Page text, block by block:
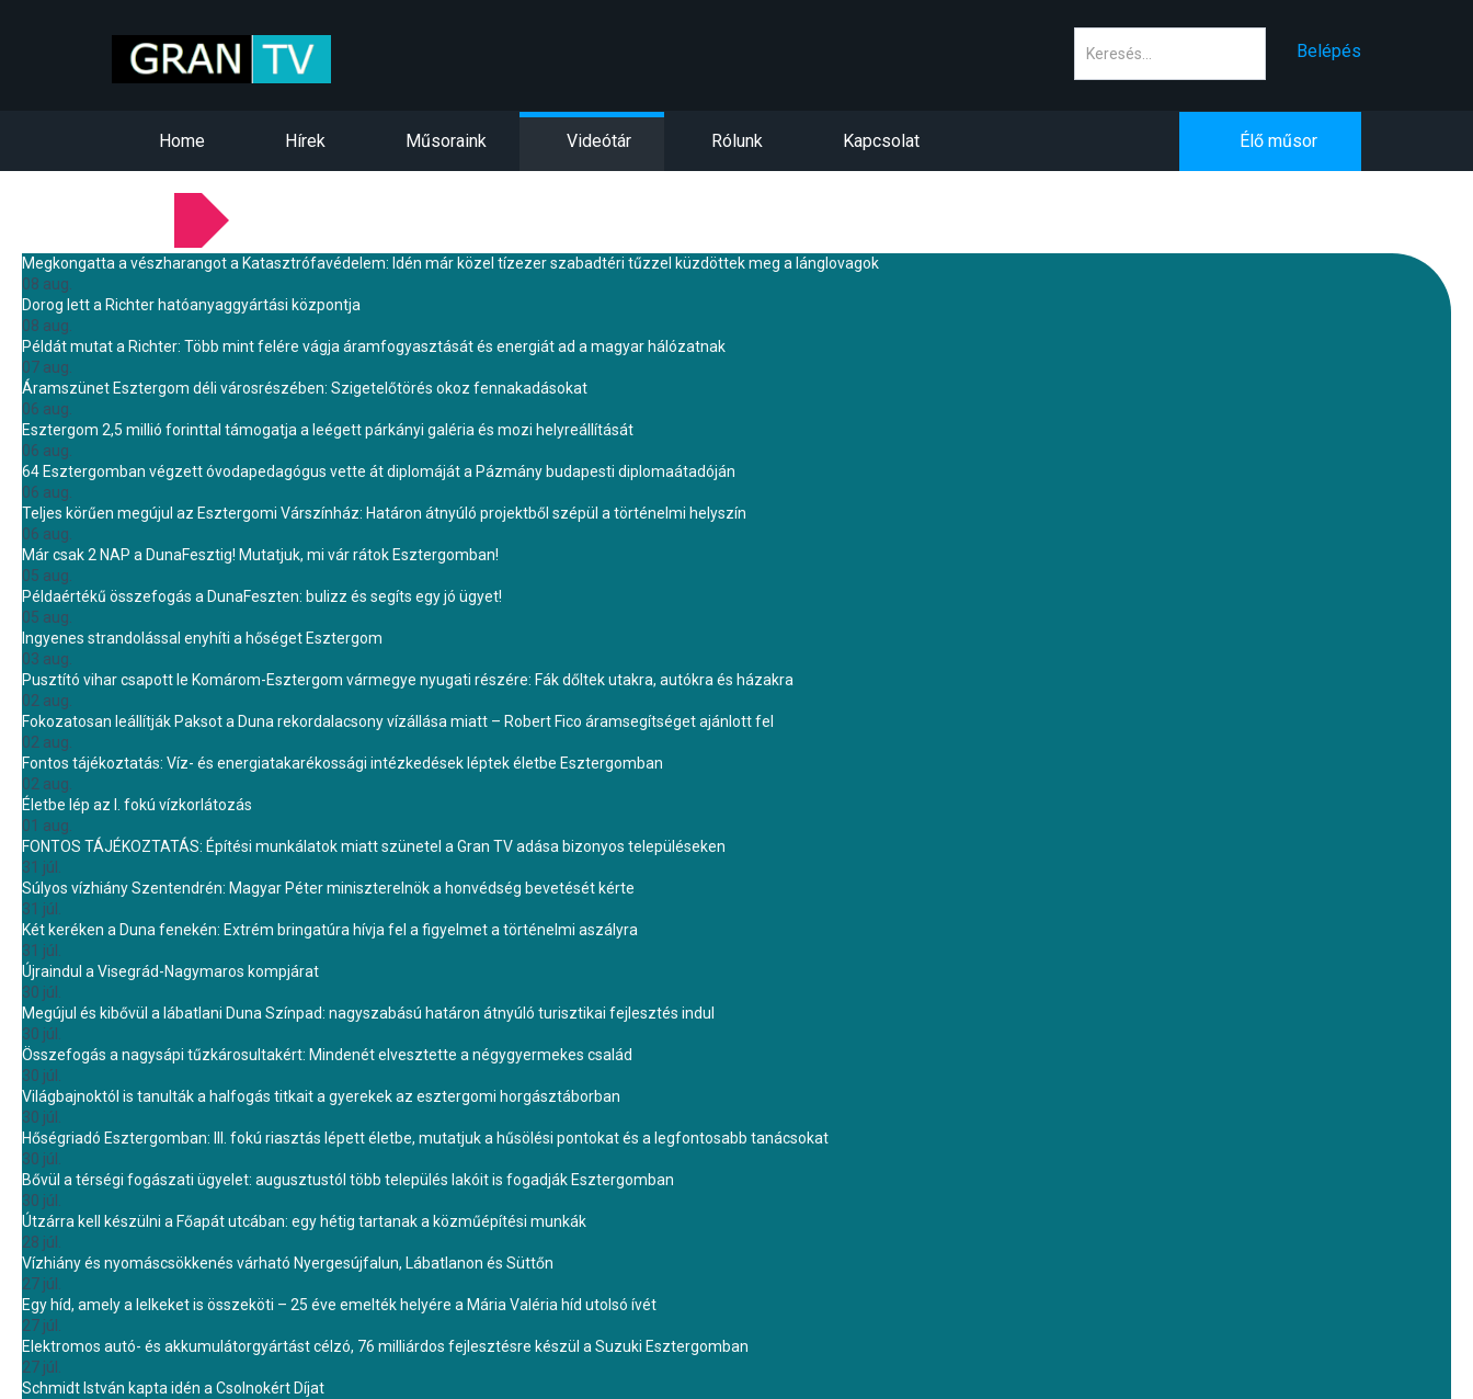
Belépés
Home Hírek Műsoraink Videótár Rólunk Kapcsolat Élő műsor
Megkongatta a vészharangot a Katasztrófavédelem: Idén már közel tízezer szabadtéri tűzzel küzdöttek meg a lánglovagok
08 aug.
Dorog lett a Richter hatóanyaggyártási központja
08 aug.
Példát mutat a Richter: Több mint felére vágja áramfogyasztását és energiát ad a magyar hálózatnak
07 aug.
Áramszünet Esztergom déli városrészében: Szigetelőtörés okoz fennakadásokat
06 aug.
Esztergom 2,5 millió forinttal támogatja a leégett párkányi galéria és mozi helyreállítását
06 aug.
64 Esztergomban végzett óvodapedagógus vette át diplomáját a Pázmány budapesti diplomaátadóján
06 aug.
Teljes körűen megújul az Esztergomi Várszínház: Határon átnyúló projektből szépül a történelmi helyszín
06 aug.
Már csak 2 NAP a DunaFesztig! Mutatjuk, mi vár rátok Esztergomban!
05 aug.
Példaértékű összefogás a DunaFeszten: bulizz és segíts egy jó ügyet!
05 aug.
Ingyenes strandolással enyhíti a hőséget Esztergom
03 aug.
Pusztító vihar csapott le Komárom-Esztergom vármegye nyugati részére: Fák dőltek utakra, autókra és házakra
02 aug.
Fokozatosan leállítják Paksot a Duna rekordalacsony vízállása miatt – Robert Fico áramsegítséget ajánlott fel
02 aug.
Fontos tájékoztatás: Víz- és energiatakarékossági intézkedések léptek életbe Esztergomban
02 aug.
Életbe lép az I. fokú vízkorlátozás
01 aug.
FONTOS TÁJÉKOZTATÁS: Építési munkálatok miatt szünetel a Gran TV adása bizonyos településeken
31 júl.
Súlyos vízhiány Szentendrén: Magyar Péter miniszterelnök a honvédség bevetését kérte
31 júl.
Két keréken a Duna fenekén: Extrém bringatúra hívja fel a figyelmet a történelmi aszályra
31 júl.
Újraindul a Visegrád-Nagymaros kompjárat
30 júl.
Megújul és kibővül a lábatlani Duna Színpad: nagyszabású határon átnyúló turisztikai fejlesztés indul
30 júl.
Összefogás a nagysápi tűzkárosultakért: Mindenét elvesztette a négygyermekes család
30 júl.
Világbajnoktól is tanulták a halfogás titkait a gyerekek az esztergomi horgásztáborban
30 júl.
Hőségriadó Esztergomban: III. fokú riasztás lépett életbe, mutatjuk a hűsölési pontokat és a legfontosabb tanácsokat
30 júl.
Bővül a térségi fogászati ügyelet: augusztustól több település lakóit is fogadják Esztergomban
30 júl.
Útzárra kell készülni a Főapát utcában: egy hétig tartanak a közműépítési munkák
28 júl.
Vízhiány és nyomáscsökkenés várható Nyergesújfalun, Lábatlanon és Süttőn
27 júl.
Egy híd, amely a lelkeket is összeköti – 25 éve emelték helyére a Mária Valéria híd utolsó ívét
27 júl.
Elektromos autó- és akkumulátorgyártást célzó, 76 milliárdos fejlesztésre készül a Suzuki Esztergomban
27 júl.
Schmidt István kapta idén a Csolnokért Díjat